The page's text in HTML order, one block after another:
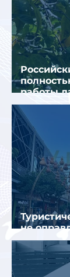
работы
в Турции
не
отрасли